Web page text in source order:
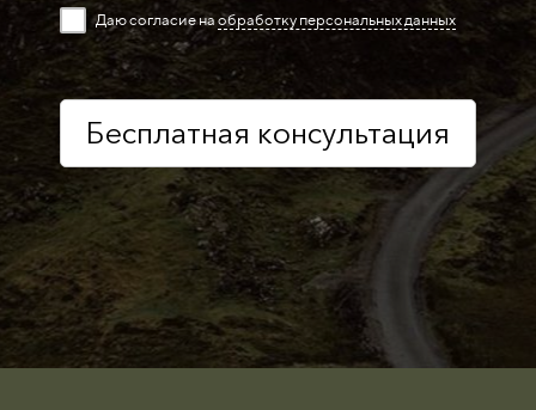
Даю согласие на обработку персональных данных
Бесплатная консультация